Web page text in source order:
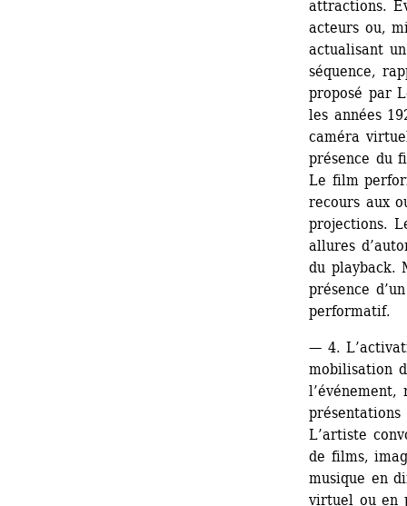
attractions.
acteurs ou,
actualisant
séquence,
proposé par
les années
caméra
présence du
Le film
recours aux
projections.
allures
du playback.
présence
performatif.
— 4.
mobilisation
l’événement,
L’artiste
de films,
musique en
virtuel ou en